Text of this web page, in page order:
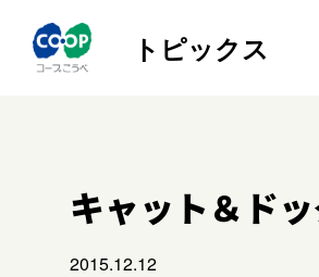
トピックス
キャット＆ド
2015.12.12